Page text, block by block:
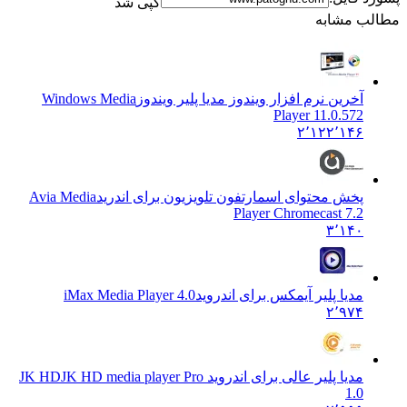
مشابه
آخرین نرم افزار ویندوز مدیا پلیر ویندوز Windows Media
Player 11.0.572
۲٬۱۲۲٬۱۴۶
پخش محتوای اسمارتفون تلویزیون برای اندریدAvia Media
Player Chromecast 7.2
مدیا پلیر آیمکس برای اندروید iMax Media Player 4.0
مدیا پلیر عالی برای اندروید JK HD JK HD media player Pro